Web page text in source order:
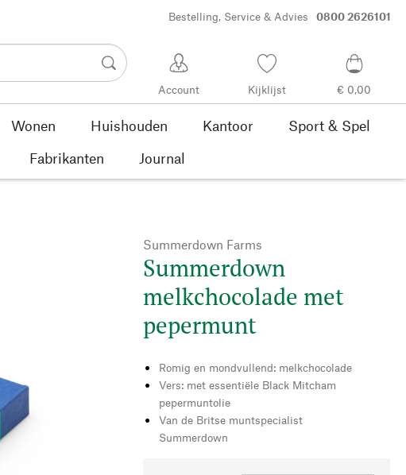
Bestelling, Service & Advies 0800 2626101
Account Kijklijst € 0,00
Wonen Huishouden Kantoor
Sport & Spel
Fabrikanten Journal
Summerdown Farms
Summerdown
melkchocolade met
pepermunt
Romig en mondvullend: melkchocolade
Vers: met essentiële Black Mitcham
pepermuntolie
Van de Britse muntspecialist
Summerdown